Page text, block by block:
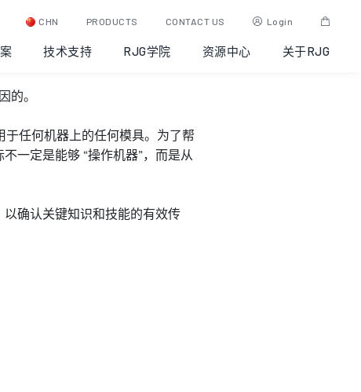
CHN PRODUCTS CONTACT US Login
技术支持 RJG学院 资源中心 关于RJG
的。
于任何机器上的任何模具。为了帮
一定是能够 “操作机器”，而是从
确认关键知识和技能的有效传